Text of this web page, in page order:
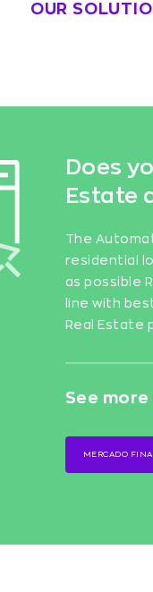
OUR
Does
Estate
The
residential
as possible
line with
Real Estate
See
MERCADO